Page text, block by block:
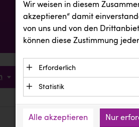
Wir weisen in diesem
akzeptieren“ damit
von uns und von den
können diese Zustimmung
Erforderlich
Essenzielle Cookies
Funktion der Website
Daten und werden an keine
Anbieter: Eigentümer der Website
Statistik
verstehen, wie unsere
Alle akzeptieren Nur